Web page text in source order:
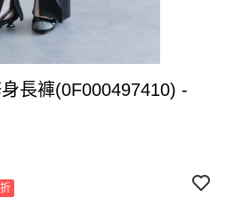
長褲(0F000497410) -